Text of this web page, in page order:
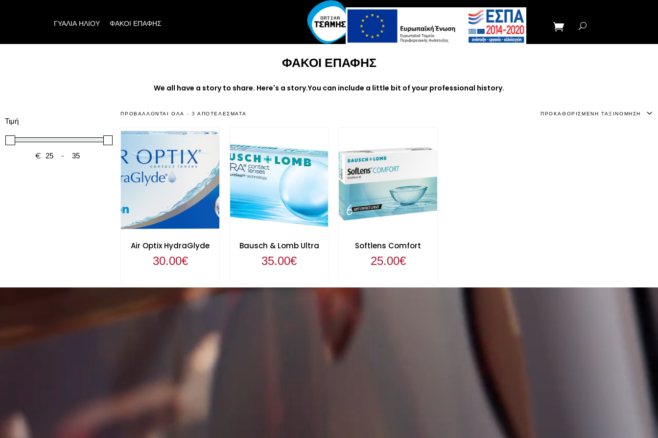
ΓΥΑΛΙΑ ΗΛΙΟΥ ΦΑΚΟΙ ΕΠΑΦΗΣ
ΦΑΚΟΙ ΕΠΑΦΗΣ
We all have a story to share. Here's a story.You can include a little bit of your professional history.
Τιμή
€ -
ΠΡΟΒΆΛΛΟΝΤΑΙ ΌΛΑ - 3 ΑΠΟΤΕΛΈΣΜΑΤΑ ΠΡΟΚΑΘΟΡΙΣΜΈΝΗ ΤΑΞΙΝΌΜΗΣΗ
Air Optix HydraGlyde
30.00€
Bausch & Lomb Ultra
35.00€
Softlens Comfort
25.00€